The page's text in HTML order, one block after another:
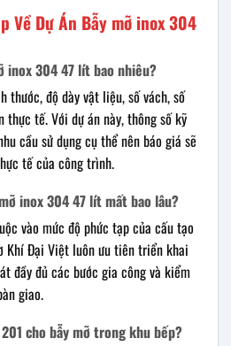
Về Dự Án Bẫy mỡ inox 304
inox 304 47 lít bao nhiêu?
thước, độ dày vật liệu, số vách, số
thực tế. Với dự án này, thông số kỹ
cầu sử dụng cụ thể nên báo giá sẽ
tế của công trình.
inox 304 47 lít mất bao lâu?
vào mức độ phức tạp của cấu tạo
Khí Đại Việt luôn ưu tiên triển khai
đầy đủ các bước gia công và kiểm
giao.
cho bẫy mỡ trong khu bếp?